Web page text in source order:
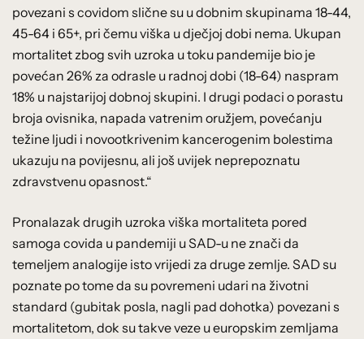
povezani s covidom slične su u dobnim skupinama 18-44,
45-64 i 65+, pri čemu viška u dječjoj dobi nema. Ukupan
mortalitet zbog svih uzroka u toku pandemije bio je
povećan 26% za odrasle u radnoj dobi (18-64) naspram
18% u najstarijoj dobnoj skupini. I drugi podaci o porastu
broja ovisnika, napada vatrenim oružjem, povećanju
težine ljudi i novootkrivenim kancerogenim bolestima
ukazuju na povijesnu, ali još uvijek neprepoznatu
zdravstvenu opasnost.“
Pronalazak drugih uzroka viška mortaliteta pored
samoga covida u pandemiji u SAD-u ne znači da
temeljem analogije isto vrijedi za druge zemlje. SAD su
poznate po tome da su povremeni udari na životni
standard (gubitak posla, nagli pad dohotka) povezani s
mortalitetom, dok su takve veze u europskim zemljama